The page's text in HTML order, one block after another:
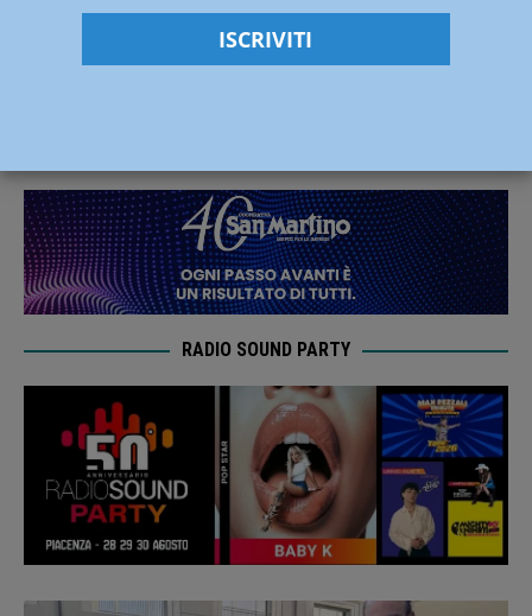
“Arie di Natale” al Conservatorio Nicolini,
RADIO SOUND PARTY